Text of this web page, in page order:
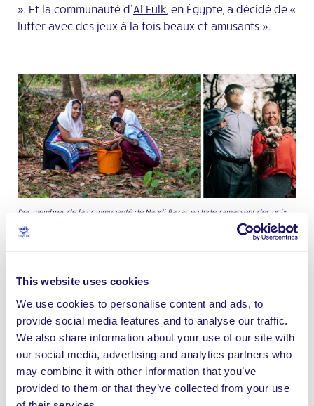
This website uses cookies
We use cookies to personalise content and ads, to
provide social media features and to analyse our traffic.
We also share information about your use of our site with
our social media, advertising and analytics partners who
may combine it with other information that you’ve
provided to them or that they’ve collected from your use
». Et la communauté d’Al Fulk , en Égypte, a décidé de «
lutter avec des jeux à la fois beaux et amusants ».
Des membres de la communauté de Nandi Bazar, en Inde, ramassent des noix
de cajou. / L’Arche en Pologne lors d’une séance photos façon ‘Vogue’ !
Bien sûr, la vie a été bouleversée dans toutes les
communautés, mais ce qui ne change pas, c’est l’esprit
de solidarité dont les membres font preuve, entre eux
et avec l’ensemble de la Fédération.
Pourtant, la distanciation sociale veut bien dire qu’il
n’est plus si facile de parler à nos voisins, mais tous les
arcs-en-ciel à nos fenêtres leur montrent que nous